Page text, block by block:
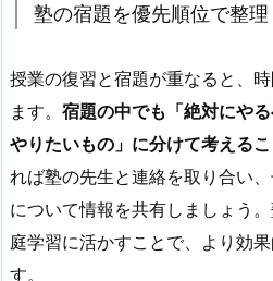
塾の宿題を優先順位で整理
授業の復習と宿題が重なると、
ます。 宿題の中でも「絶対にや
やりたいもの」に分けて考えるこ
れば塾の先生と連絡を取り合い
について情報を共有しましょう。
庭学習に活かすことで、より効
す。